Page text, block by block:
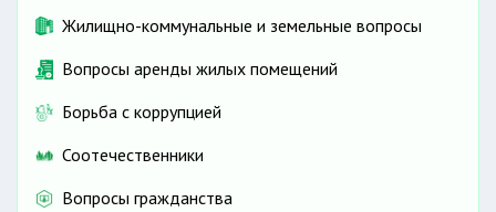
Жилищно-коммунальные и земельные вопросы
Вопросы аренды жилых помещений
Борьба с коррупцией
Соотечественники
Вопросы гражданства